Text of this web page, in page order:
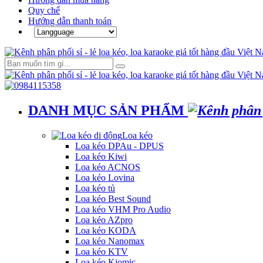
Quy chế
Hướng dẫn thanh toán
DANH MỤC SẢN PHẨM
Loa kéo
Loa kéo DPAu - DPUS
Loa kéo Kiwi
Loa kéo ACNOS
Loa kéo Lovina
Loa kéo tủ
Loa kéo Best Sound
Loa kéo VHM Pro Audio
Loa kéo AZpro
Loa kéo KODA
Loa kéo Nanomax
Loa kéo KTV